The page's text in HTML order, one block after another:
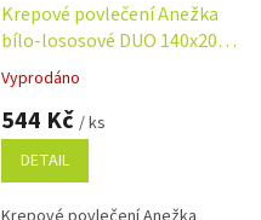
Krepové povlečení Anežka
bílo-lososové DUO 140x200,
70x90 cm
Průměrné
hodnocení
produktu
5,0
Vyprodáno
544 Kč / ks
DETAIL